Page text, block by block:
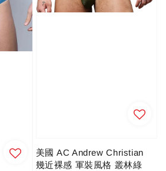
美國 AC Andrew Christian
幾近裸感 軍裝風格 叢林綠